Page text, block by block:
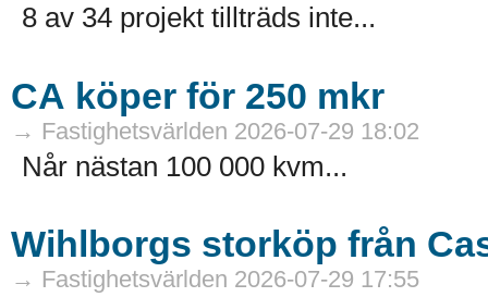
8 av 34 projekt tillträds inte...
CA köper för 250 mkr
→ Fastighetsvärlden 2026-07-29 18:02
Når nästan 100 000 kvm...
Wihlborgs storköp från
→ Fastighetsvärlden 2026-07-29 17:55